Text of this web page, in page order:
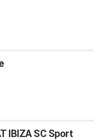
IBIZA SC Sport